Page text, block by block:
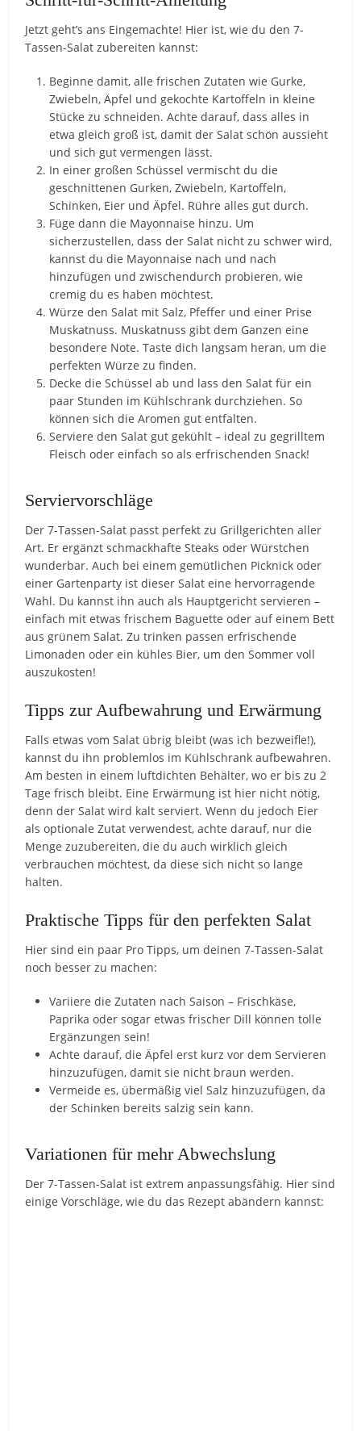
Jetzt geht’s ans Eingemachte! Hier ist, wie du den 7-
Tassen-Salat zubereiten kannst:
Beginne damit, alle frischen Zutaten wie Gurke,
Zwiebeln, Äpfel und gekochte Kartoffeln in kleine
Stücke zu schneiden. Achte darauf, dass alles in
etwa gleich groß ist, damit der Salat schön aussieht
und sich gut vermengen lässt.
In einer großen Schüssel vermischt du die
geschnittenen Gurken, Zwiebeln, Kartoffeln,
Schinken, Eier und Äpfel. Rühre alles gut durch.
Füge dann die Mayonnaise hinzu. Um
sicherzustellen, dass der Salat nicht zu schwer wird,
kannst du die Mayonnaise nach und nach
hinzufügen und zwischendurch probieren, wie
cremig du es haben möchtest.
Würze den Salat mit Salz, Pfeffer und einer Prise
Muskatnuss. Muskatnuss gibt dem Ganzen eine
besondere Note. Taste dich langsam heran, um die
perfekten Würze zu finden.
Decke die Schüssel ab und lass den Salat für ein
paar Stunden im Kühlschrank durchziehen. So
können sich die Aromen gut entfalten.
Serviere den Salat gut gekühlt – ideal zu gegrilltem
Fleisch oder einfach so als erfrischenden Snack!
Serviervorschläge
Der 7-Tassen-Salat passt perfekt zu Grillgerichten aller
Art. Er ergänzt schmackhafte Steaks oder Würstchen
wunderbar. Auch bei einem gemütlichen Picknick oder
einer Gartenparty ist dieser Salat eine hervorragende
Wahl. Du kannst ihn auch als Hauptgericht servieren –
einfach mit etwas frischem Baguette oder auf einem Bett
aus grünem Salat. Zu trinken passen erfrischende
Limonaden oder ein kühles Bier, um den Sommer voll
auszukosten!
Tipps zur Aufbewahrung und Erwärmung
Falls etwas vom Salat übrig bleibt (was ich bezweifle!),
kannst du ihn problemlos im Kühlschrank aufbewahren.
Am besten in einem luftdichten Behälter, wo er bis zu 2
Tage frisch bleibt. Eine Erwärmung ist hier nicht nötig,
denn der Salat wird kalt serviert. Wenn du jedoch Eier
als optionale Zutat verwendest, achte darauf, nur die
Menge zuzubereiten, die du auch wirklich gleich
verbrauchen möchtest, da diese sich nicht so lange
halten.
Praktische Tipps für den perfekten Salat
Hier sind ein paar Pro Tipps, um deinen 7-Tassen-Salat
noch besser zu machen:
Variiere die Zutaten nach Saison – Frischkäse,
Paprika oder sogar etwas frischer Dill können tolle
Ergänzungen sein!
Achte darauf, die Äpfel erst kurz vor dem Servieren
hinzuzufügen, damit sie nicht braun werden.
Vermeide es, übermäßig viel Salz hinzuzufügen, da
der Schinken bereits salzig sein kann.
Variationen für mehr Abwechslung
Der 7-Tassen-Salat ist extrem anpassungsfähig. Hier sind
einige Vorschläge, wie du das Rezept abändern kannst: